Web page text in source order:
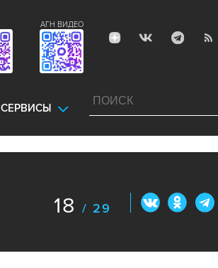
АГН ВИДЕО
СЕРВИСЫ
18 / 29